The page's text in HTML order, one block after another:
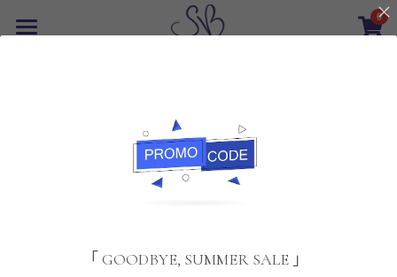
0
重磅純色長袖 T-SHIRT 系列
男裝恤衫
頸鏈及鏈墜
×
商品分類
重磅純色 短袖T-Shirt 系列
圓領衛衣「 GOODBYE, SUMMER SALE 」